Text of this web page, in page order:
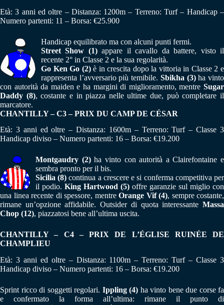
Età: 3 anni ed oltre – Distanza: 1200m – Terreno: Turf – Handicap –
Numero partenti: 11 – Borsa: €25.900
Handicap equilibrato ma con alcuni punti fermi.
Street Show (1)appare il cavallo da battere, visto il
recente 2° in Classe 2 e la sua regolarità.
Go Ken Go (2)è in crescita dopo la vittoria in Classe 2 e
rappresenta l’avversario più temibile. Sbikha (3)ha vinto
con autorità da maiden e ha margini di miglioramento, mentre Sugar
Daddy (8), costante e in piazza nelle ultime due, può completare il
marcatore.
CHANTILLY – C3 – PRIX DU CAMP DE CÉSAR
Età: 3 anni ed oltre – Distanza: 1600m – Terreno: Turf – Classe 3
Handicap diviso – Numero partenti: 16 – Borsa: €19.200
Montgaudry (2)ha vinto con autorità a Clairefontaine e
sembra pronto per il bis.
Sicilia (8) continua a crescere e si conferma competitiva per
il podio. King Hartwood (5) offre garanzie sul miglio con
una linea recente di spessore, mentre Orange Vif (4), sempre costante,
rimane un’opzione affidabile. Outsider di quota interessante Massa
Chop (12), piazzatosi bene all’ultima uscita.
CHANTILLY – C4 – PRIX DE L’ÉGLISE RUINÉE DE
CHAMPLIEU
Età: 3 anni ed oltre – Distanza: 1100m – Terreno: Turf – Classe 3
Handicap diviso – Numero partenti: 16 – Borsa: €19.200
Sprint ricco di soggetti regolari. Ippling (4) ha vinto bene due corse fa
e confermato la forma all’ultima: rimane il punto di